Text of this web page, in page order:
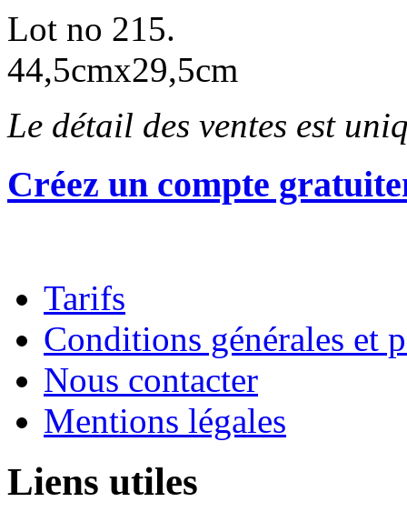
Lot no 215.
44,5cmx29,5cm
Le détail des ventes est
Créez un compte
Tarifs
Conditions générales et
Nous contacter
Mentions légales
Liens utiles